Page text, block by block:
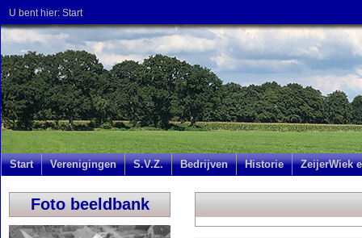
U bent hier: Start
Start Verenigingen S.V.Z. Bedrijven Historie ZeijerWiek
Foto beeldbank